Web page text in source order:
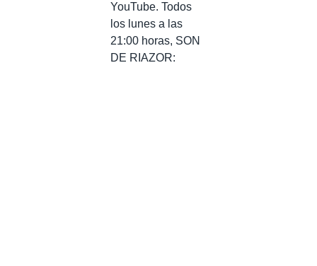
YouTube. Todos
los lunes a las
21:00 horas, SON
DE RIAZOR: